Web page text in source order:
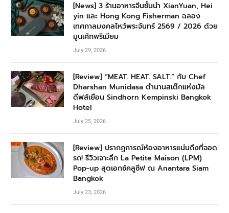
[News] 3 ร้านอาหารจีนชั้นนำ XianYuan, Hei
yin และ Hong Kong Fisherman ฉลอง
เทศกาลมงคลไหว้พระจันทร์ 2569 / 2026 ด้วย
มูนเค้กพรีเมียม
July 29, 2026
[Review] “MEAT. HEAT. SALT.” กับ Chef
Dharshan Munidasa ตำนานสเต๊กแห่งมัล
ดีฟส์เยือน Sindhorn Kempinski Bangkok
Hotel
July 25, 2026
[Review] ปรากฏการณ์ห้องอาหารแน่นถึงที่จอด
รถ! รีวิวเจาะลึก La Petite Maison (LPM)
Pop-up สุดเอกซ์คลูซีฟ ณ Anantara Siam
Bangkok
July 23, 2026